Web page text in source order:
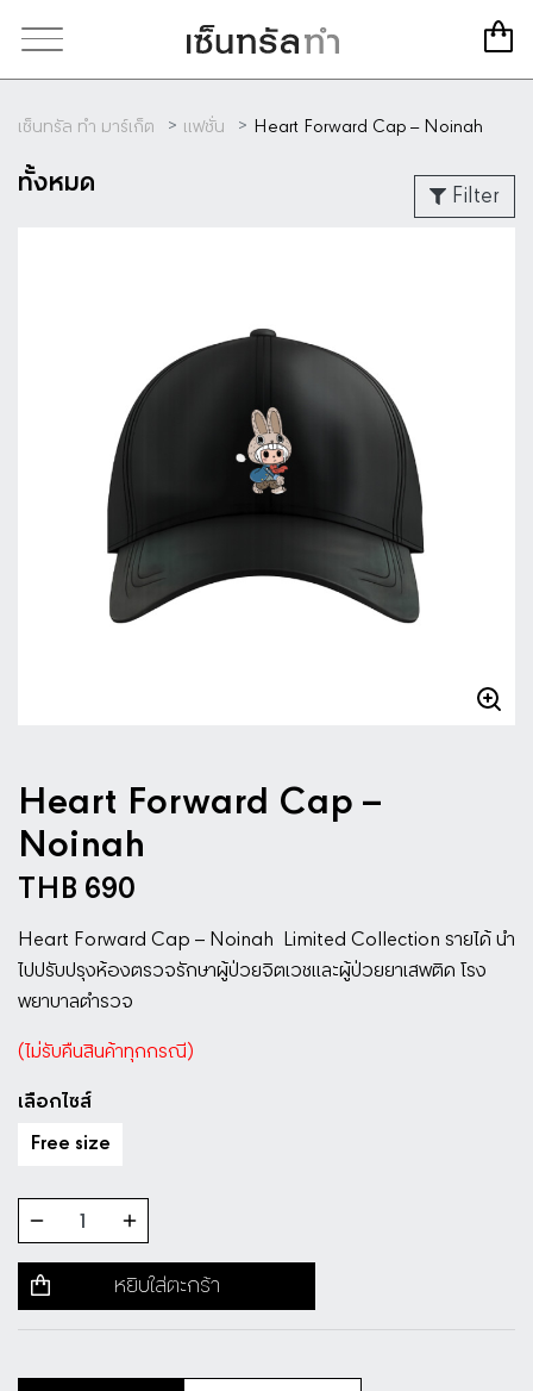
เซ็นทรัล ทำ มาร์เก็ต แฟชั่น Heart Forward Cap – Noinah
ทั้งหมด Filter
Heart Forward Cap –
Noinah
THB 690
Heart Forward Cap – Noinah Limited Collection รายได้ นำ
ไปปรับปรุงห้องตรวจรักษาผู้ป่วยจิตเวชและผู้ป่วยยาเสพติด โรง
พยาบาลตำรวจ
(ไม่รับคืนสินค้าทุกกรณี)
เลือกไซส์
Free size
หยิบใส่ตะกร้า